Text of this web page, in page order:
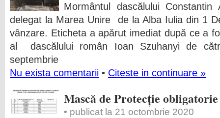
Mormântul dascălului
delegat la Marea Unire de la Alba Iulia din 1
vânzare. Eticheta a apărut imediat după ce a
al dascălului român Ioan Szuhanyi de
septembrie
Nu exista comentarii • Citeste in continuare »
Mască de Protecție
• publicat la 21 octombrie 2020